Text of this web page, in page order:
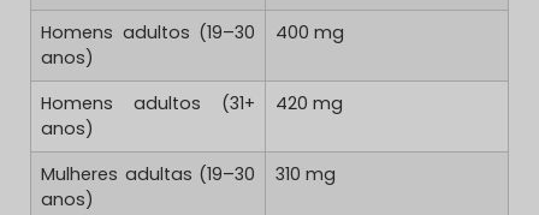
Homens adultos (19–30
anos)
400 mg
Homens adultos (31+
anos)
420 mg
Mulheres adultas (19–30
anos)
310 mg